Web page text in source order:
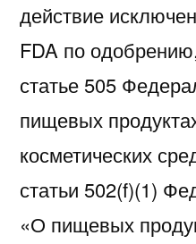
действие
FDA по
статье 505
пищевых
косметических
статьи 502(f)(1)
«О пищевых